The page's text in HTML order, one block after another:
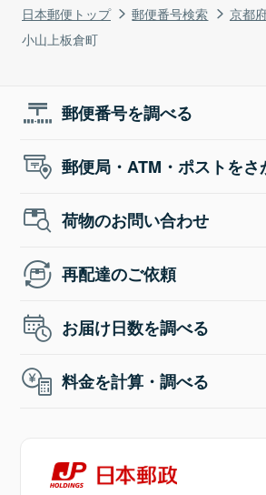
日本郵便トップ 郵便番号検索 京都
小山上板倉町
郵便番号を調べる
郵便局・ATM・ポストをさ
荷物のお問い合わせ
再配達のご依頼
お届け日数を調べる
料金を計算・調べる